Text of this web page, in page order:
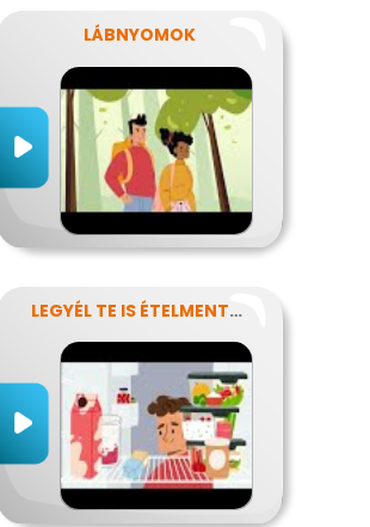
LÁBNYOMOK
LEGYÉL TE IS ÉTELMENTŐ!